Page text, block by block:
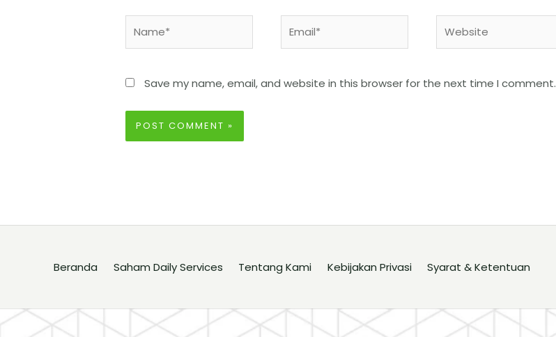
Save my name, email, and website in this browser for the next time I comment.
Beranda Saham Daily Services Tentang Kami Kebijakan Privasi Syarat & Ketentuan